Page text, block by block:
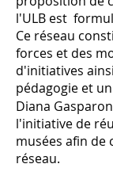
l'ULB est
Ce réseau
forces et des
d'initiatives
pédagogie et
Diana
l'initiative de
musées afin de
réseau.